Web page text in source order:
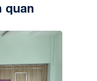
quan